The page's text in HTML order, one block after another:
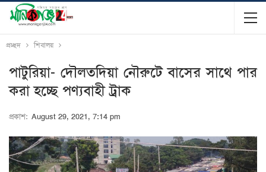
প্রচ্ছদ শিবালয়
পাটুরিয়া- দৌলতদিয়া নৌরুটে বাসের সাথে পার
করা হচ্ছে পণ্যবাহী ট্রাক
প্রকাশ: August 29, 2021, 7:14 pm